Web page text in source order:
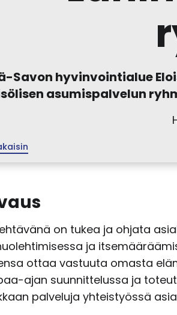
Savon hyvinvointialue
asumispalvelun
on tukea ja ohjata
ja
ottaa vastuuta omasta
ajan suunnittelussa ja
palveluja yhteistyössä